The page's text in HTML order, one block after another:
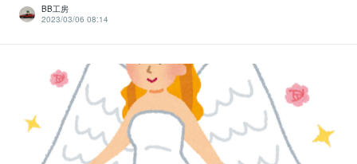
BB工房
2023/03/06 08:14